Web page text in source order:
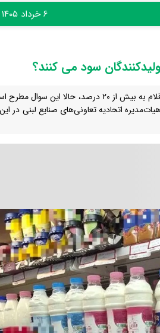
۶ خرداد ۱۴۰۵ ۱۱:۴۸
سود می کنند؟
با افزایش دوباره قیمت محصولات لبنی و رسیدن نرخ برخی اقلام به بیش از ۲۰ درصد،
اتحادیه تعاونی‌های صنایع لبنی در